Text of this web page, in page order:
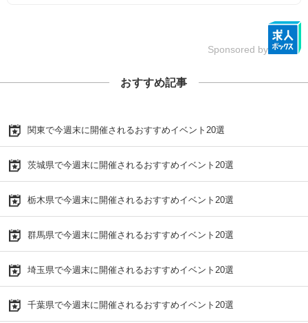
Sponsored by
おすすめ記事
関東で今週末に開催されるおすすめイベント20選
茨城県で今週末に開催されるおすすめイベント20選
栃木県で今週末に開催されるおすすめイベント20選
群馬県で今週末に開催されるおすすめイベント20選
埼玉県で今週末に開催されるおすすめイベント20選
千葉県で今週末に開催されるおすすめイベント20選